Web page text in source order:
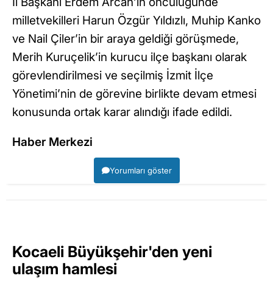
milletvekilleri Harun Özgür Yıldızlı, Muhip Kanko
ve Nail Çiler’in bir araya geldiği görüşmede,
Merih Kuruçelik’in kurucu ilçe başkanı olarak
görevlendirilmesi ve seçilmiş İzmit İlçe
Yönetimi’nin de görevine birlikte devam etmesi
konusunda ortak karar alındığı ifade edildi.
Haber Merkezi
Yorumları göster
Kocaeli Büyükşehir'den yeni
ulaşım hamlesi